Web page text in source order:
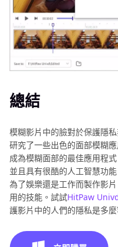
總結
模糊影片中的臉對於保護隱
研究了一些出色的面部模糊
成為模糊面部的最佳應用程
並且具有很酷的人工智慧功
為了娛樂還是工作而製作影
用的技能。試試HitPaw
護影片中的人們的隱私是多麼